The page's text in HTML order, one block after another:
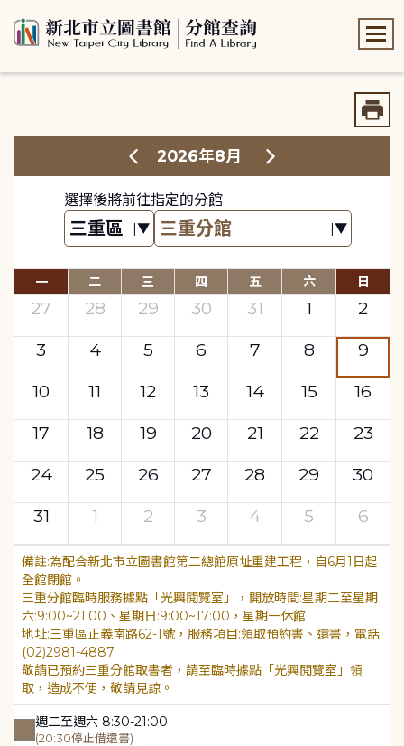
2026年8月
選擇後將前往指定的分館
一 二 三 四 五 六 日
27 28 29 30 31 1
2
3
4 5 6 7 8
9
10
11 12 13 14 15
16
17
18 19 20 21 22
23
24
25 26 27 28 29
30
31
1 2 3 4 5 6
為配合新北市立圖書館第二總館原址重建工程，自6月1日起
全館閉館。
三重分館臨時服務據點「光興閱覽室」，開放時間:星期二至星期
六:9:00~21:00、星期日:9:00~17:00，星期一休館
地址:三重區正義南路62-1號，服務項目:領取預約書、還書，電話:
(02)2981-4887
敬請已預約三重分館取書者，請至臨時據點「光興閱覽室」領
取，造成不便，敬請見諒。
週二至週六 8:30-21:00
(20:30停止借還書)